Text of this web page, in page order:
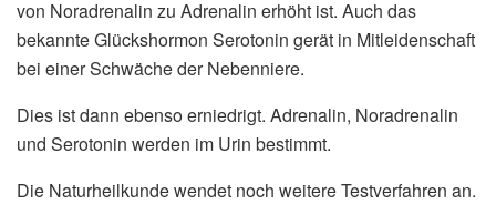
von Noradrenalin zu Adrenalin erhöht ist. Auch das
bekannte Glückshormon Serotonin gerät in Mitleidenschaft
bei einer Schwäche der Nebenniere.
Dies ist dann ebenso erniedrigt. Adrenalin, Noradrenalin
und Serotonin werden im Urin bestimmt.
Die Naturheilkunde wendet noch weitere Testverfahren an.